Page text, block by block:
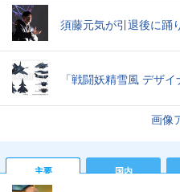
須藤元気が引退後に踊
画像
主要 国内